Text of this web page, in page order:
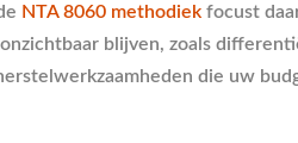
NTA 8060 methodiek focust
blijven, zoals
die uw